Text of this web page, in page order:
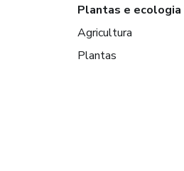
Plantas e ecologia
Agricultura
Plantas